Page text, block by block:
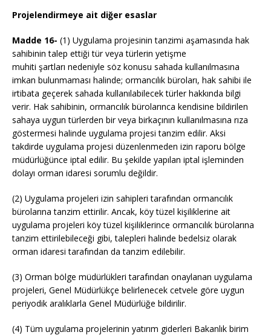
Projelendirmeye ait diğer esaslar
Madde 16- (1) Uygulama projesinin tanzimi aşamasında hak
sahibinin talep ettiği tür veya türlerin yetişme
muhiti şartları nedeniyle söz konusu sahada kullanılmasına
imkan bulunmaması halinde; ormancılık büroları, hak sahibi ile
irtibata geçerek sahada kullanılabilecek türler hakkında bilgi
verir. Hak sahibinin, ormancılık bürolarınca kendisine bildirilen
sahaya uygun türlerden bir veya birkaçının kullanılmasına rıza
göstermesi halinde uygulama projesi tanzim edilir. Aksi
takdirde uygulama projesi düzenlenmeden izin raporu bölge
müdürlüğünce iptal edilir. Bu şekilde yapılan iptal işleminden
dolayı orman idaresi sorumlu değildir.
(2) Uygulama projeleri izin sahipleri tarafından ormancılık
bürolarına tanzim ettirilir. Ancak, köy tüzel kişiliklerine ait
uygulama projeleri köy tüzel kişiliklerince ormancılık bürolarına
tanzim ettirilebileceği gibi, talepleri halinde bedelsiz olarak
orman idaresi tarafından da tanzim edilebilir.
(3) Orman bölge müdürlükleri tarafından onaylanan uygulama
projeleri, Genel Müdürlükçe belirlenecek cetvele göre uygun
periyodik aralıklarla Genel Müdürlüğe bildirilir.
(4) Tüm uygulama projelerinin yatırım giderleri Bakanlık birim